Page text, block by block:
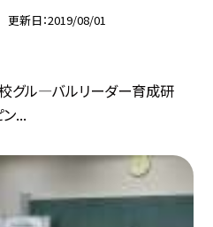
更新日 2019/08/01
グル—バルリーダー育成研
...